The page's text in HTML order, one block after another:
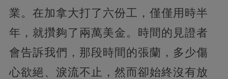
業。在加拿大打了六份工，僅僅用時半
年，就攢夠了兩萬美金。時間的見證者
會告訴我們，那段時間的張蘭，多少傷
心欲絕、淚流不止，然而卻始終沒有放